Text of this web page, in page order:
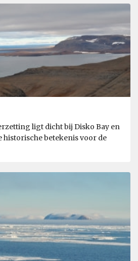
ligt dicht bij Disko Bay en
betekenis voor de